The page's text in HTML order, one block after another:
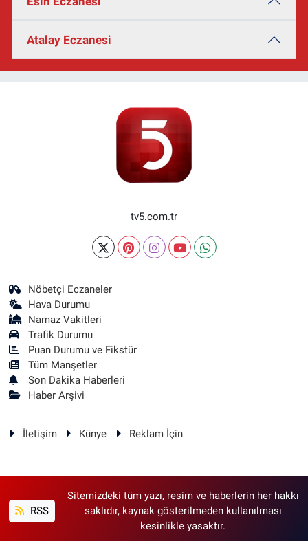
Atalay Eczanesi
tv5.com.tr
Nöbetçi Eczaneler
Hava Durumu
Namaz Vakitleri
Trafik Durumu
Puan Durumu ve Fikstür
Tüm Manşetler
Son Dakika Haberleri
Haber Arşivi
İletişim Künye Reklam İçin
RSS
Sitemizdeki tüm yazı, resim ve haberlerin her hakkı
saklıdır, kaynak gösterilmeden kullanılması
kesinlikle yasaktır.